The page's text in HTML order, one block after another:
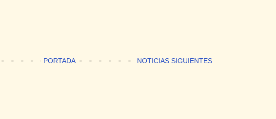
NOTICIAS SIGUIENTES
PORTADA